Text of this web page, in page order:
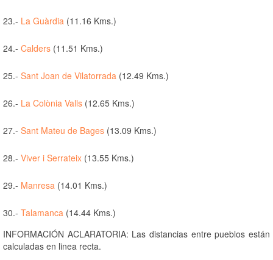
23.- La Guàrdia (11.16 Kms.)
24.- Calders (11.51 Kms.)
25.- Sant Joan de Vilatorrada (12.49 Kms.)
26.- La Colònia Valls (12.65 Kms.)
27.- Sant Mateu de Bages (13.09 Kms.)
28.- Viver i Serrateix (13.55 Kms.)
29.- Manresa (14.01 Kms.)
30.- Talamanca (14.44 Kms.)
INFORMACIÓN ACLARATORIA: Las distancias entre pueblos están
calculadas en linea recta.